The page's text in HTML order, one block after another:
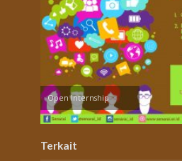
Open Internship
Terkait